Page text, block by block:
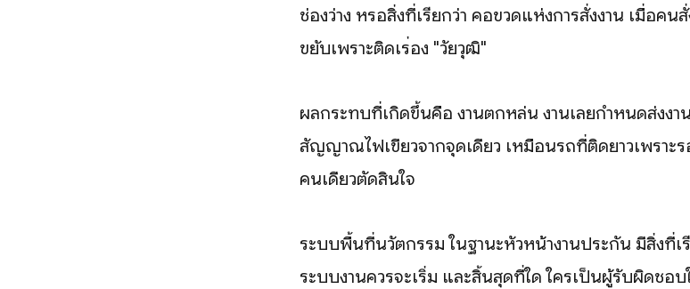
ช่องว่าง หรือสิ่งที่เรียกว่า คอขวดแห่งการสั่งงาน เมื่อค
ขยับเพราะติดเรื่อง "วัยวุฒิ"
ผลกระทบที่เกิดขึ้นคือ งานตกหล่น งานเลยกำหนดส่งงา
สัญญาณไฟเขียวจากจุดเดียว เหมือนรถที่ติดยาวเพราะร
คนเดียวตัดสินใจ
ระบบพื้นที่นวัตกรรม ในฐานะหัวหน้างานประกัน มีสิ่งที่
ระบบงานควรจะเริ่ม และสิ้นสุดที่ใด ใครเป็นผู้รับผิดชอ